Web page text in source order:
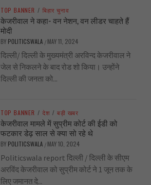
TOP BANNER / बिहार चुनाव
केजरीवाल ने कहा- वन नेशन, वन लीडर चाहते हैं
मोदी
BY POLITICSWALA / MAY 11, 2024
दिल्ली/ दिल्ली के मुख्यमंत्री अरविन्द केजरीवाल ने
जेल से निकलने के बाद रोड शो किया। उन्होंने
दिल्ली की जनता को...
TOP BANNER / देश / बड़ी खबर
केजरीवाल मामले में सुप्रीम कोर्ट की ईडी को
फटकार डेढ़ साल से क्या सो रहे थे
BY POLITICSWALA / MAY 10, 2024
Politicswala report दिल्ली / दिल्ली के सीएम
अरविंद केजरीवाल को सुप्रीम कोर्ट ने 1 जून तक के
लिए जमानत दे...